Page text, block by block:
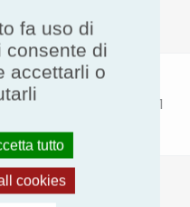
481
fa uso di
consente di
accettarli o
tutto
cookies